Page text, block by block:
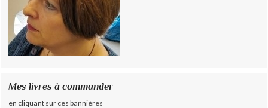
Mes livres à commander
en cliquant sur ces bannières